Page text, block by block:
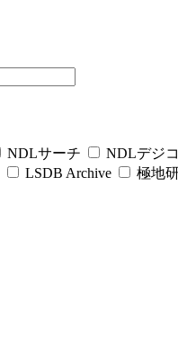
NDLサーチ NDLデジ
LSDB Archive 極地